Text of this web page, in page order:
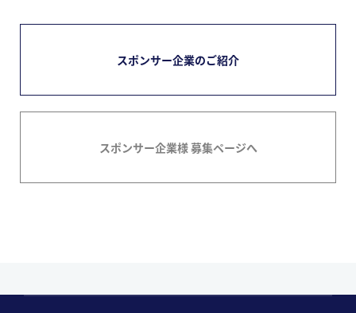
スポンサー企業のご紹介
スポンサー企業様 募集ページへ